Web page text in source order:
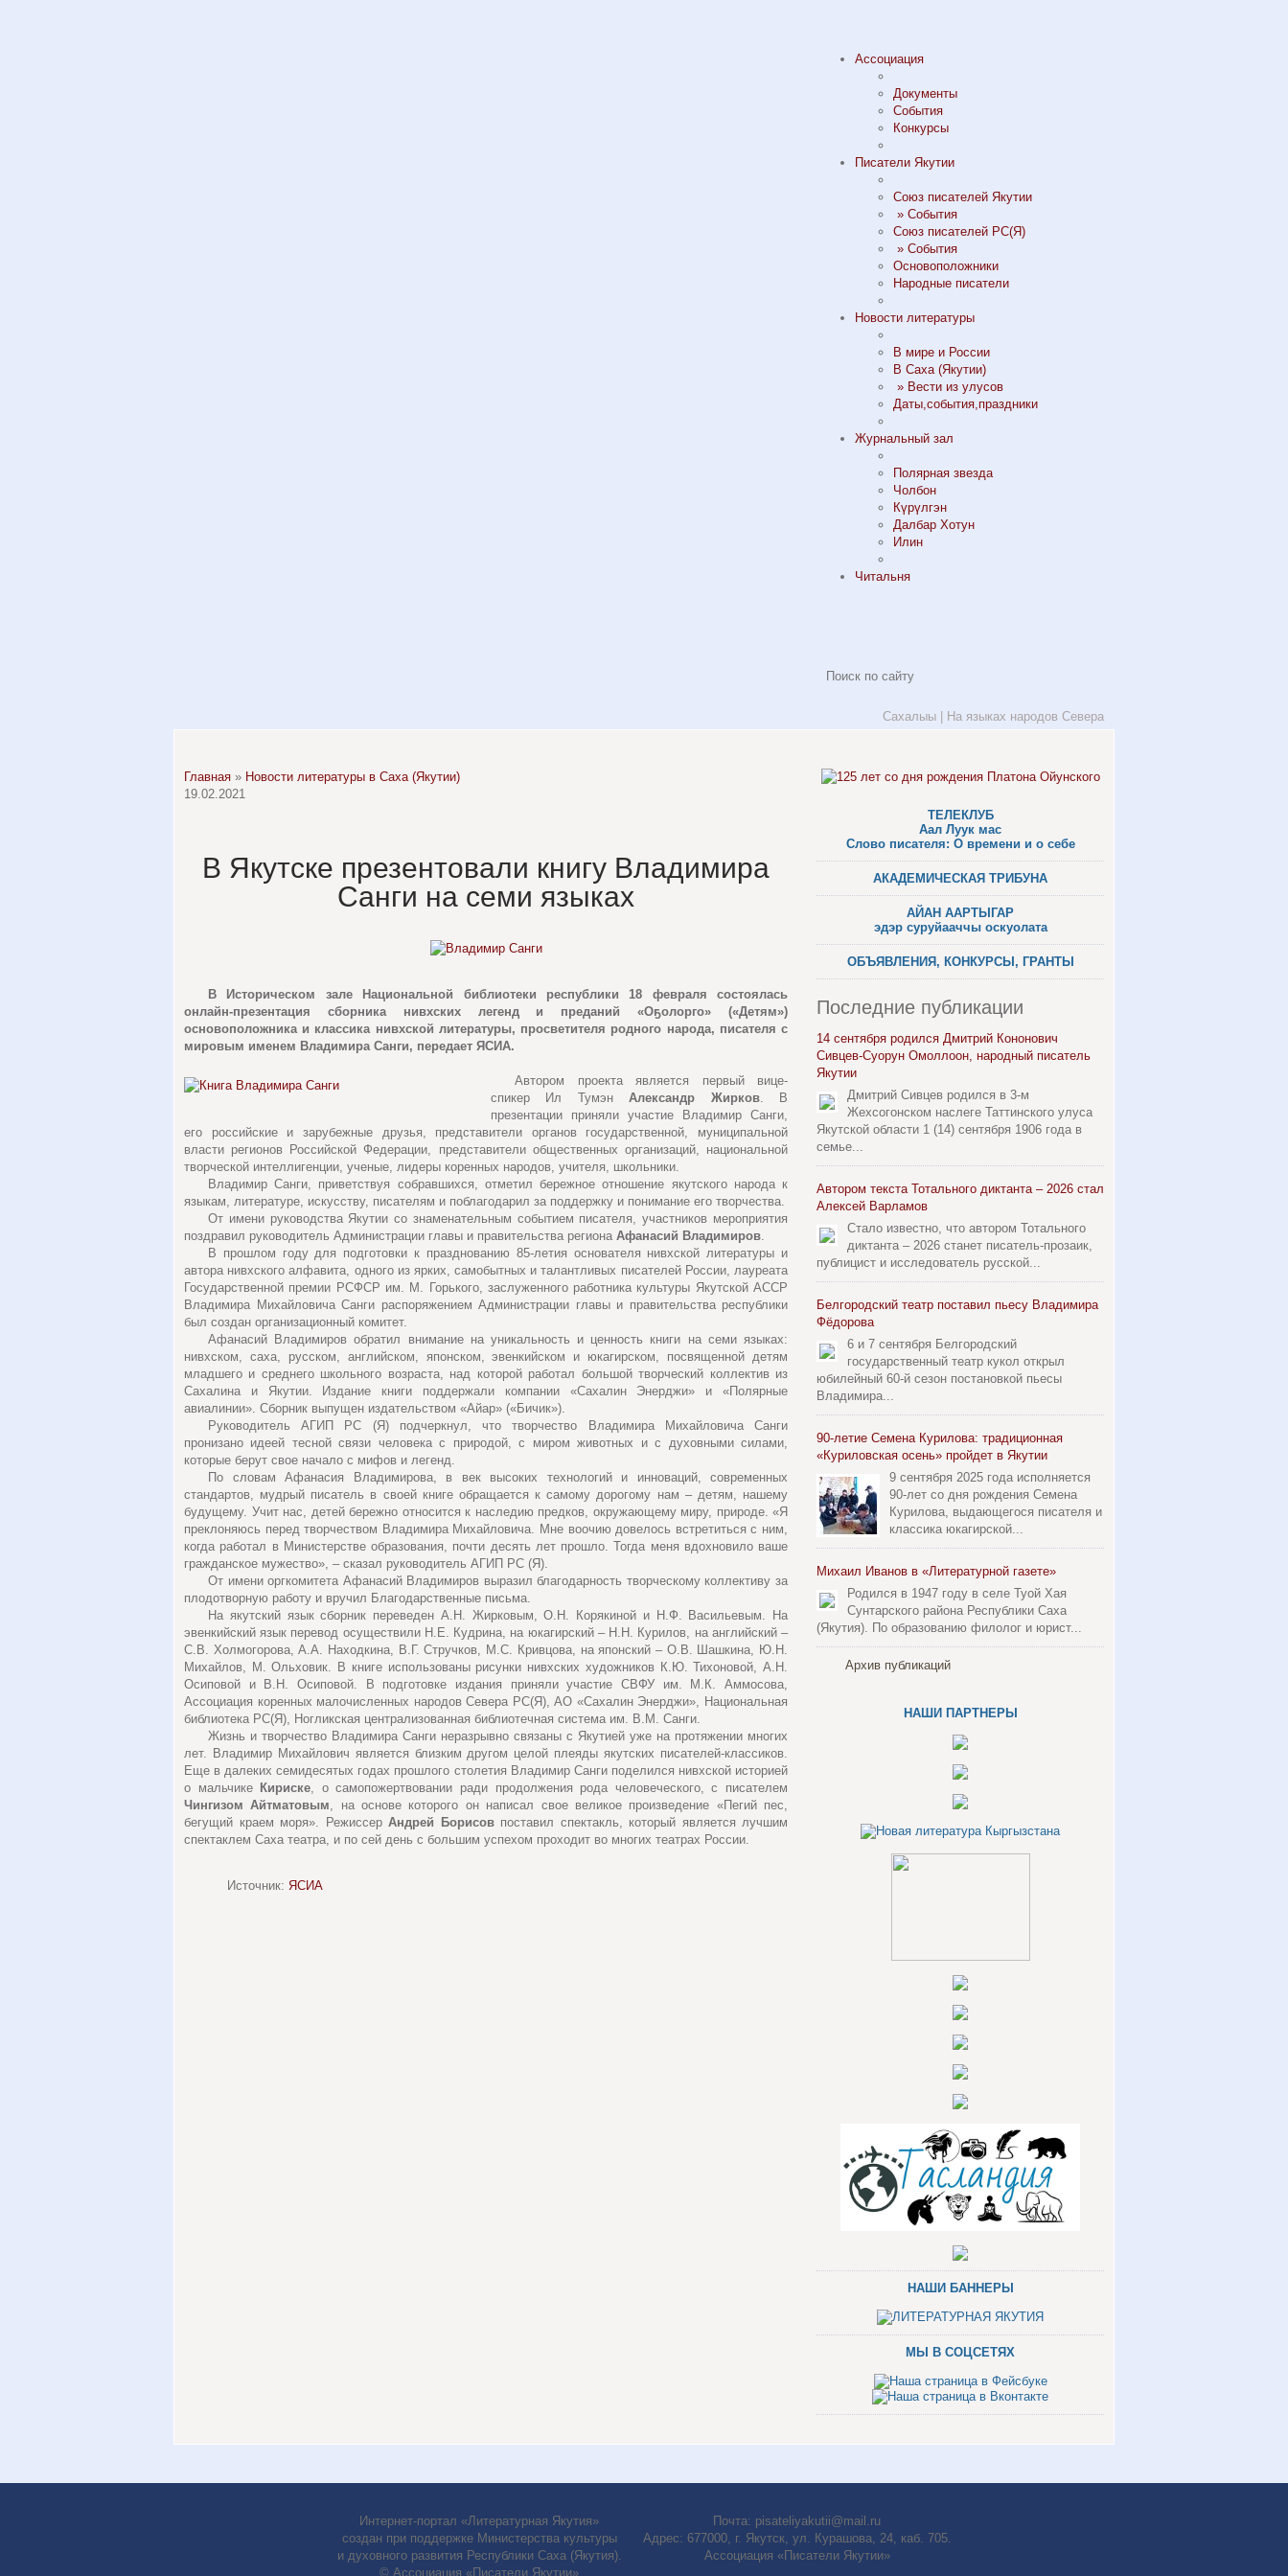
Ассоциация
Документы
События
Конкурсы
Писатели Якутии
Союз писателей Якутии
» События
Союз писателей РС(Я)
» События
Основоположники
Народные писатели
Новости литературы
В мире и России
В Саха (Якутии)
» Вести из улусов
Даты,события,праздники
Журнальный зал
Полярная звезда
Чолбон
Күрүлгэн
Далбар Хотун
Илин
Читальня
Сахалыы На языках народов Севера
Главная » Новости литературы в Саха (Якутии)
19.02.2021
В Якутске презентовали книгу Владимира
Санги на семи языках
В Историческом зале Национальной библиотеки республики 18 февраля состоялась
онлайн-презентация сборника нивхских легенд и преданий «Оҕолорго» («Детям»)
основоположника и классика нивхской литературы, просветителя родного народа, писателя с
мировым именем Владимира Санги, передает ЯСИА.
Автором проекта является первый вице-
спикер Ил ТумэнАлександр Жирков. В
презентации приняли участие Владимир Санги,
его российские и зарубежные друзья, представители органов государственной, муниципальной
власти регионов Российской Федерации, представители общественных организаций, национальной
творческой интеллигенции, ученые, лидеры коренных народов, учителя, школьники.
Владимир Санги, приветствуя cобравшихся, отметил бережное отношение якутского народа к
языкам, литературе, искусству, писателям и поблагодарил за поддержку и понимание его творчества.
От имени руководства Якутии со знаменательным событием писателя, участников мероприятия
поздравил руководитель Администрации главы и правительства региона Афанасий Владимиров.
В прошлом году для подготовки к празднованию 85-летия основателя нивхской литературы и
автора нивхского алфавита, одного из ярких, самобытных и талантливых писателей России, лауреата
Государственной премии РСФСР им. М. Горького, заслуженного работника культуры Якутской АССР
Владимира Михайловича Санги распоряжением Администрации главы и правительства республики
был создан организационный комитет.
Афанасий Владимиров обратил внимание на уникальность и ценность книги на семи языках:
нивхском, саха, русском, английском, японском, эвенкийском и юкагирском, посвященной детям
младшего и среднего школьного возраста, над которой работал большой творческий коллектив из
Сахалина и Якутии. Издание книги поддержали компании «Сахалин Энерджи» и «Полярные
авиалинии». Сборник выпущен издательством «Айар» («Бичик»).
Руководитель АГИП РС (Я) подчеркнул, что творчество Владимира Михайловича Санги
пронизано идеей тесной связи человека с природой, с миром животных и с духовными силами,
которые берут свое начало с мифов и легенд.
По словам Афанасия Владимирова, в век высоких технологий и инноваций, современных
стандартов, мудрый писатель в своей книге обращается к самому дорогому нам – детям, нашему
будущему. Учит нас, детей бережно относится к наследию предков, окружающему миру, природе. «Я
преклоняюсь перед творчеством Владимира Михайловича. Мне воочию довелось встретиться с ним,
когда работал в Министерстве образования, почти десять лет прошло. Тогда меня вдохновило ваше
гражданское мужество», – сказал руководитель АГИП РС (Я).
От имени оргкомитета Афанасий Владимиров выразил благодарность творческому коллективу за
плодотворную работу и вручил Благодарственные письма.
На якутский язык сборник переведен А.Н. Жирковым, О.Н. Корякиной и Н.Ф. Васильевым. На
эвенкийский язык перевод осуществили Н.Е. Кудрина, на юкагирский – Н.Н. Курилов, на английский –
С.В. Холмогорова, А.А. Находкина, В.Г. Стручков, М.С. Кривцова, на японский – О.В. Шашкина, Ю.Н.
Михайлов, М. Ольховик. В книге использованы рисунки нивхских художников К.Ю. Тихоновой, А.Н.
Осиповой и В.Н. Осиповой. В подготовке издания приняли участие СВФУ им. М.К. Аммосова,
Ассоциация коренных малочисленных народов Севера РС(Я), АО «Сахалин Энерджи», Национальная
библиотека РС(Я), Ногликская централизованная библиотечная система им. В.М. Санги.
Жизнь и творчество Владимира Санги неразрывно связаны с Якутией уже на протяжении многих
лет. Владимир Михайлович является близким другом целой плеяды якутских писателей-классиков.
Еще в далеких семидесятых годах прошлого столетия Владимир Санги поделился нивхской историей
о мальчике Кириске, о самопожертвовании ради продолжения рода человеческого, с писателем
Чингизом Айтматовым, на основе которого он написал свое великое произведение «Пегий пес,
бегущий краем моря». Режиссер Андрей Борисовпоставил спектакль, который является лучшим
спектаклем Саха театра, и по сей день с большим успехом проходит во многих театрах России.
Источник: ЯСИА
ТЕЛЕКЛУБ
Аал Луук мас
Слово писателя: О времени и о себе
АКАДЕМИЧЕСКАЯ ТРИБУНА
АЙАН ААРТЫГАР
эдэр суруйааччы оскуолата
ОБЪЯВЛЕНИЯ, КОНКУРСЫ, ГРАНТЫ
Последние публикации
14 сентября родился Дмитрий Кононович
Сивцев-Суорун Омоллоон, народный писатель
Якутии
Дмитрий Сивцев родился в 3-м
Жехсогонском наслеге Таттинского улуса
Якутской области 1 (14) сентября 1906 года в
семье...
Автором текста Тотального диктанта – 2026 стал
Алексей Варламов
Стало известно, что автором Тотального
диктанта – 2026 станет писатель-прозаик,
публицист и исследователь русской...
Белгородский театр поставил пьесу Владимира
Фёдорова
6 и 7 сентября Белгородский
государственный театр кукол открыл
юбилейный 60-й сезон постановкой пьесы
Владимира...
90-летие Семена Курилова: традиционная
«Куриловская осень» пройдет в Якутии
9 сентября 2025 года исполняется
90-лет со дня рождения Семена
Курилова, выдающегося писателя и
классика юкагирской...
Михаил Иванов в «Литературной газете»
Родился в 1947 году в селе Туой Хая
Сунтарского района Республики Саха
(Якутия). По образованию филолог и юрист...
Архив публикаций
НАШИ ПАРТНЕРЫ
НАШИ БАННЕРЫ
МЫ В СОЦСЕТЯХ
Интернет-портал «Литературная Якутия»
создан при поддержке Министерства культуры
и духовного развития Республики Саха (Якутия).
© Ассоциация «Писатели Якутии»
Почта: pisateliyakutii@mail.ru
Адрес: 677000, г. Якутск, ул. Курашова, 24, каб. 705.
Ассоциация «Писатели Якутии»